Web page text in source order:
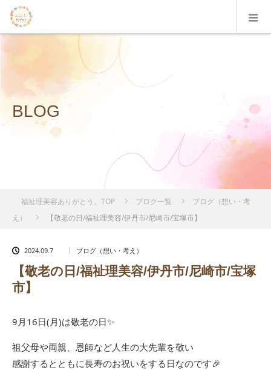
BLOG
福祉理美容ありがとう。TOP ブログ一覧
ブログ（想い・考
え）
【敬老の日/福祉理美容/伊丹市/尼崎市/宝塚市】
2024.09.7 ブログ（想い・考え）
【敬老の日/福祉理美容/伊丹市/尼崎市/宝塚
市】
9月16日(月)は敬老の日✨
祖父母や両親、恩師など人生の大先輩を敬い
感謝するとともに長寿のお祝いをする日なのです🎉